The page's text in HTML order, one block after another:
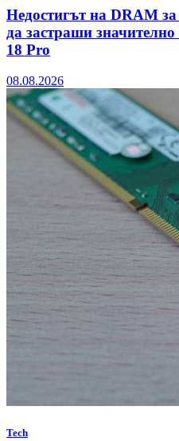
Недостигът на DRAM
да застраши
18 Pro
08.08.2026
Tech